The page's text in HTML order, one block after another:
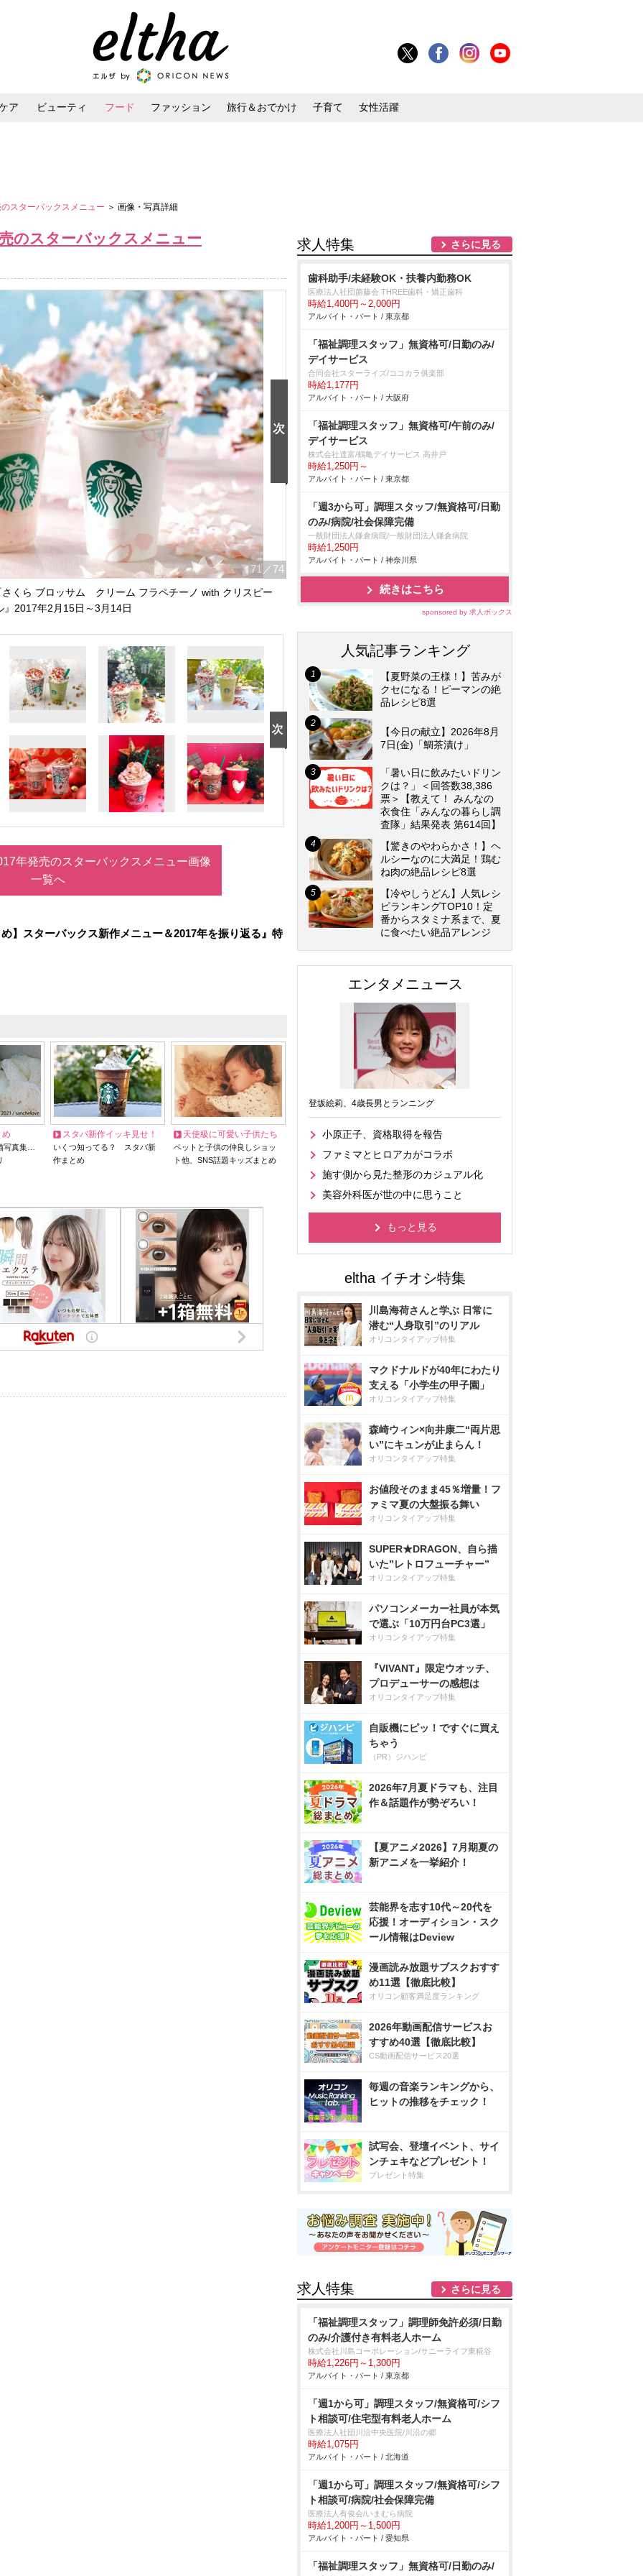
ア ビューティ フード ファッション 旅行＆おでかけ 子育て 女性活躍
スターバックスメニュー ＞ 画像・写真詳細
のスターバックスメニュー
71 ／74
くら ブロッサム クリーム フラペチーノ with クリスピー
』2017年2月15日～3月14日
年発売のスターバックスメニュー画像
一覧へ
】スターバックス新作メニュー＆2017年を振り返る』特
め
写真集…
スタバ新作イッキ見せ！
いくつ知ってる？ スタバ新
作まとめ
天使級に可愛い子供たち
ペットと子供の仲良しショッ
ト他、SNS話題キッズまとめ
求人特集 さらに見る
歯科助手/未経験OK・扶養内勤務OK
医療法人社団萠藤会 THREE歯科・矯正歯科
時給1,400円～2,000円
アルバイト・パート / 東京都
「福祉調理スタッフ」無資格可/日勤のみ/
デイサービス
合同会社スターライズ/ココカラ俱楽部
時給1,177円
アルバイト・パート / 大阪府
「福祉調理スタッフ」無資格可/午前のみ/
デイサービス
株式会社達富/鶴亀デイサービス 高井戸
時給1,250円～
アルバイト・パート / 東京都
「週3から可」調理スタッフ/無資格可/日勤
のみ/病院/社会保障完備
一般財団法人鎌倉病院/一般財団法人鎌倉病院
時給1,250円
アルバイト・パート / 神奈川県
続きはこちら
sponsored by 求人ボックス
人気記事ランキング
【夏野菜の王様！】苦みが
クセになる！ピーマンの絶
品レシピ8選
【今日の献立】2026年8月
7日(金)「鯛茶漬け」
「暑い日に飲みたいドリン
クは？」＜回答数38,386
票＞【教えて！ みんなの
衣食住「みんなの暮らし調
査隊」結果発表 第614回】
【驚きのやわらかさ！】ヘ
ルシーなのに大満足！鶏む
ね肉の絶品レシピ8選
【冷やしうどん】人気レシ
ピランキングTOP10！定
番からスタミナ系まで、夏
に食べたい絶品アレンジ
エンタメニュース
登坂絵莉、4歳長男とランニング
小原正子、資格取得を報告
ファミマとヒロアカがコラボ
施す側から見た整形のカジュアル化
美容外科医が世の中に思うこと
もっと見る
川島海荷さんと学ぶ 日常に
潜む“人身取引”のリアル
オリコンタイアップ特集
マクドナルドが40年にわたり
支える「小学生の甲子園」
オリコンタイアップ特集
森崎ウィン×向井康二“両片思
い”にキュンが止まらん！
オリコンタイアップ特集
お値段そのまま45％増量！フ
ァミマ夏の大盤振る舞い
オリコンタイアップ特集
SUPER★DRAGON、自ら描
いた”レトロフューチャー”
オリコンタイアップ特集
パソコンメーカー社員が本気
で選ぶ「10万円台PC3選」
オリコンタイアップ特集
『VIVANT』限定ウオッチ、
プロデューサーの感想は
オリコンタイアップ特集
自販機にピッ！ですぐに買え
ちゃう
（PR）ジハンピ
2026年7月夏ドラマも、注目
作＆話題作が勢ぞろい！
【夏アニメ2026】7月期夏の
新アニメを一挙紹介！
芸能界を志す10代～20代を
応援！オーディション・スク
ール情報はDeview
漫画読み放題サブスクおすす
め11選【徹底比較】
オリコン顧客満足度ランキング
2026年動画配信サービスお
すすめ40選【徹底比較】
CS動画配信サービス20選
毎週の音楽ランキングから、
ヒットの推移をチェック！
試写会、登壇イベント、サイ
ンチェキなどプレゼント！
プレゼント特集
求人特集 さらに見る
「福祉調理スタッフ」調理師免許必須/日勤
のみ/介護付き有料老人ホーム
株式会社川島コーポレーション/サニーライフ東糀谷
時給1,226円～1,300円
アルバイト・パート / 東京都
「週1から可」調理スタッフ/無資格可/シフ
ト相談可/住宅型有料老人ホーム
医療法人社団川沿中央医院/川沿の郷
時給1,075円
アルバイト・パート / 北海道
「週1から可」調理スタッフ/無資格可/シフ
ト相談可/病院/社会保障完備
医療法人有俊会/いまむら病院
時給1,200円～1,500円
アルバイト・パート / 愛知県
「福祉調理スタッフ」無資格可/日勤のみ/